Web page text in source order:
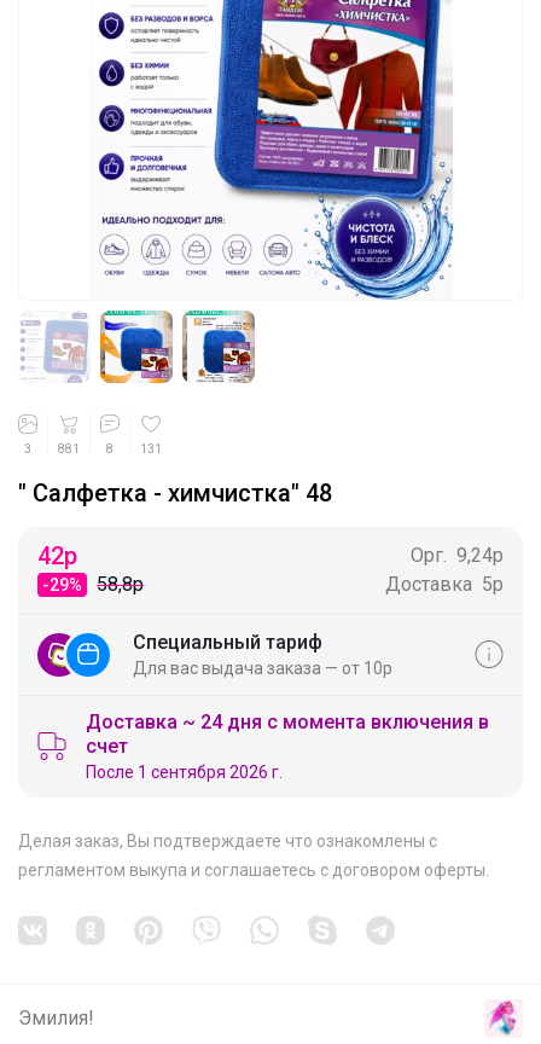
3 881 8 131
" Салфетка - химчистка" 48
42р
-29% 58,8р
Орг. 9,24р
Доставка 5р
Специальный тариф
Для вас выдача заказа — от 10р
Доставка ~ 24 дня с момента включения в
счет
После 1 сентября 2026 г.
Делая заказ, Вы подтверждаете что ознакомлены с
регламентом выкупа и соглашаетесь с договором оферты
Эмилия!